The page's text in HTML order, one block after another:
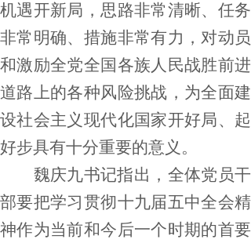
机遇开新局，思路非常清晰、任务
非常明确、措施非常有力，对动员
和激励全党全国各族人民战胜前进
道路上的各种风险挑战，为全面建
设社会主义现代化国家开好局、起
好步具有十分重要的意义。
魏庆九书记指出，全体党员干
部要把学习贯彻十九届五中全会精
神作为当前和今后一个时期的首要